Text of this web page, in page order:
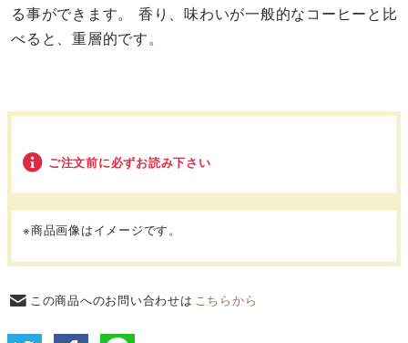
る事ができます。 香り、味わいが一般的なコーヒーと比
べると、重層的です。
ご注文前に必ずお読み下さい
※商品画像はイメージです。
この商品へのお問い合わせは こちらから